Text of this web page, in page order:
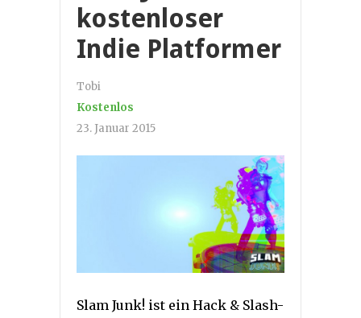
kostenloser
Indie Platformer
Tobi
Kostenlos
23. Januar 2015
Slam Junk! ist ein Hack & Slash-